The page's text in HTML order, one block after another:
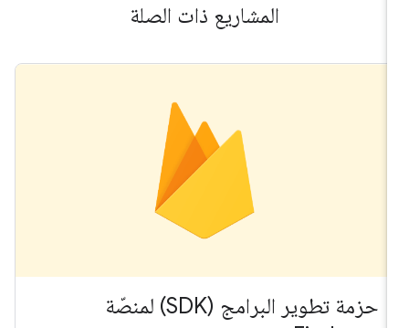
المشاريع ذات الصلة
حزمة تطوير البرامج (SDK) لمنصّة